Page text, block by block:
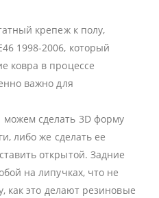
крепеж к полу,
1998-2006, который
ковра в процессе
важно для
сделать 3D форму
либо же сделать ее
открытой. Задние
на липучках, что не
как это делают резиновые